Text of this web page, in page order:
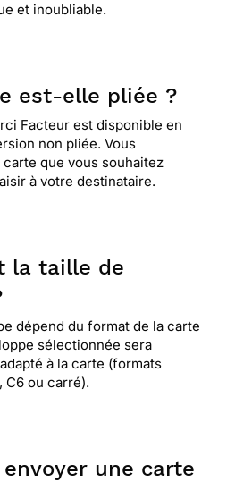
et inoubliable.
est-elle pliée ?
Facteur est disponible en
non pliée. Vous
que vous souhaitez
à votre destinataire.
la taille de
dépend du format de la carte
sélectionnée sera
à la carte (formats
C6 ou carré).
une carte